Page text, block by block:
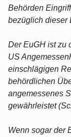
Behörden
bezüglich dieser
Der EuGH ist zu
US
einschlägigen
behördlichen
angemessenes
gewährleistet
Wenn sogar der